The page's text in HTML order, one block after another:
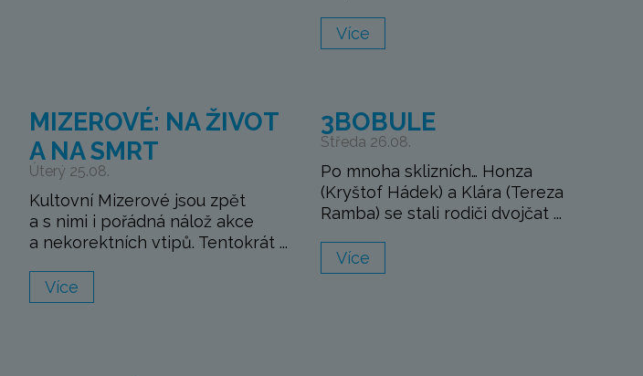
Více
MIZEROVÉ: NA ŽIVOT
A NA SMRT
Úterý 25.08.
Kultovní Mizerové jsou zpět
a s nimi i pořádná nálož akce
a nekorektních vtipů. Tentokrát ...
Více
3BOBULE
Středa 26.08.
Po mnoha sklizních… Honza
(Kryštof Hádek) a Klára (Tereza
Ramba) se stali rodiči dvojčat ...
Více